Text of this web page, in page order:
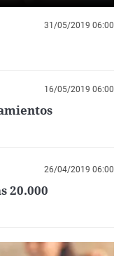
31/05/2019 06:00
16/05/2019 06:00
26/04/2019 06:00
20.000